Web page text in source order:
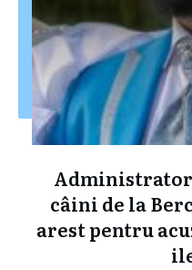
câini de la
arest pentru